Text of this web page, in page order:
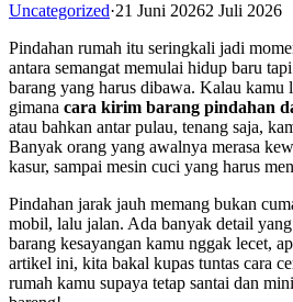
Uncategorized·21 Juni 20262 Juli 2026
Pindahan rumah itu seringkali jadi
antara semangat memulai hidup baru
barang yang harus dibawa. Kalau kamu
gimana cara kirim barang pindahan
atau bahkan antar pulau, tenang saja,
Banyak orang yang awalnya merasa
kasur, sampai mesin cuci yang harus
Pindahan jarak jauh memang bukan
mobil, lalu jalan. Ada banyak detail
barang kesayangan kamu nggak lecet,
artikel ini, kita bakal kupas tuntas cara
rumah kamu supaya tetap santai dan